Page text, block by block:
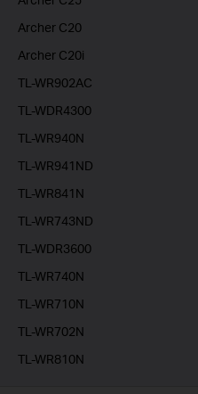
Archer C20
Archer C20i
TL-WR902AC
TL-WDR4300
TL-WR940N
TL-WR941ND
TL-WR841N
TL-WR743ND
TL-WDR3600
TL-WR740N
TL-WR710N
TL-WR702N
TL-WR810N